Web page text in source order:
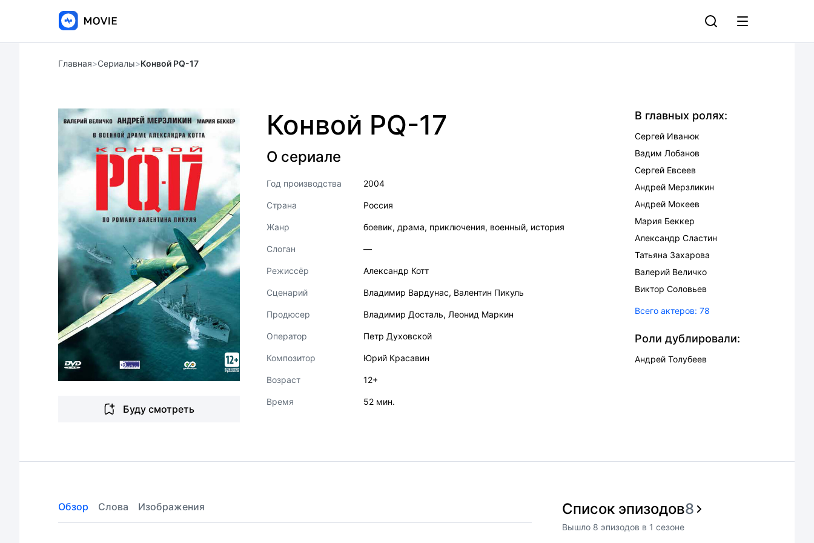
Главная>Сериалы>Конвой PQ-17
Буду смотреть
Конвой PQ-17
О сериале
Год производства 2004
Страна Россия
Жанр боевик, драма, приключения, военный, история
Слоган —
Режиссёр Александр Котт
Сценарий Владимир Вардунас, Валентин Пикуль
Продюсер Владимир Досталь, Леонид Маркин
Оператор Петр Духовской
Композитор Юрий Красавин
Возраст 12+
Время 52 мин.
В главных ролях:
Сергей Иванюк
Вадим Лобанов
Сергей Евсеев
Андрей Мерзликин
Андрей Мокеев
Мария Беккер
Александр Сластин
Татьяна Захарова
Валерий Величко
Виктор Соловьев
Всего актеров: 78
Роли дублировали:
Андрей Толубеев
Обзор Слова Изображения Список эпизодов8
Вышло 8 эпизодов в 1 сезоне